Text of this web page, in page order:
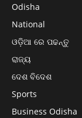
Odisha
National
ଓଡ଼ିଆ ରେ ପଢନ୍ତୁ
ରାଜ୍ୟ
ଦେଶ ବିଦେଶ
Sports
Business Odisha